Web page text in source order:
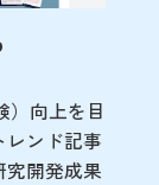
）向上を目
ンド記事
開発成果